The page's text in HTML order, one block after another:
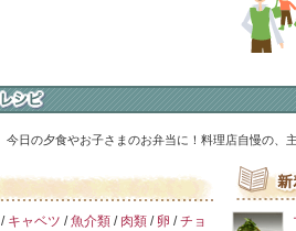
今日の夕食やお子さまのお弁当に！料理店自慢の、
/ キャベツ /魚介類 / 肉類 / 卵 /チョ